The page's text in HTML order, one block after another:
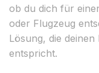
ob du dich für
oder Flugzeug
Lösung, die
entspricht.